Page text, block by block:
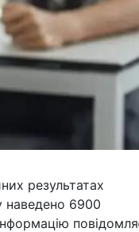
результатах
наведено 6900